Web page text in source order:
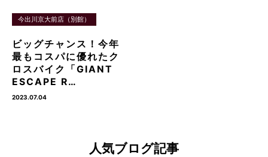
今出川京大前店（別館）
ビッグチャンス！今年
最もコスパに優れたク
ロスバイク「GIANT
ESCAPE R…
2023.07.04
人気ブログ記事